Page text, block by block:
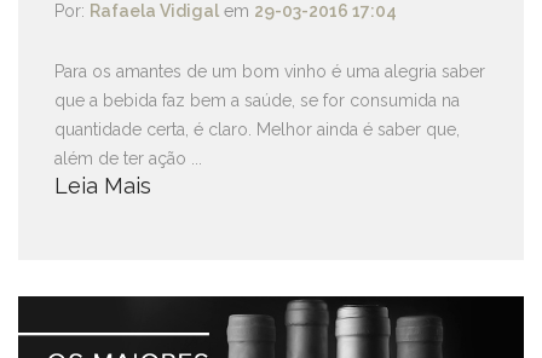
Por: Rafaela Vidigal em 29-03-2016 17:04
Para os amantes de um bom vinho é uma alegria saber
que a bebida faz bem a saúde, se for consumida na
quantidade certa, é claro. Melhor ainda é saber que,
além de ter ação ...
Leia Mais